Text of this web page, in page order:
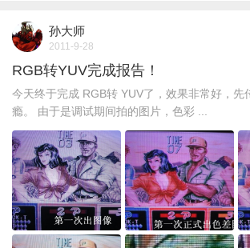
孙大师
2011-9-28
RGB转YUV完成报告！
今天终于完成 RGB转 YUV了，效果非常好，先
瘾。 由于是调试期间拍的图片，色彩 ...